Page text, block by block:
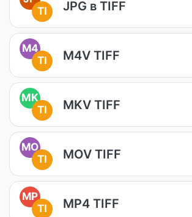
TI
JPG в TIFF
M4
TI
M4V TIFF
MK
TI
MKV TIFF
MO
TI
MOV TIFF
MP
TI
MP4 TIFF